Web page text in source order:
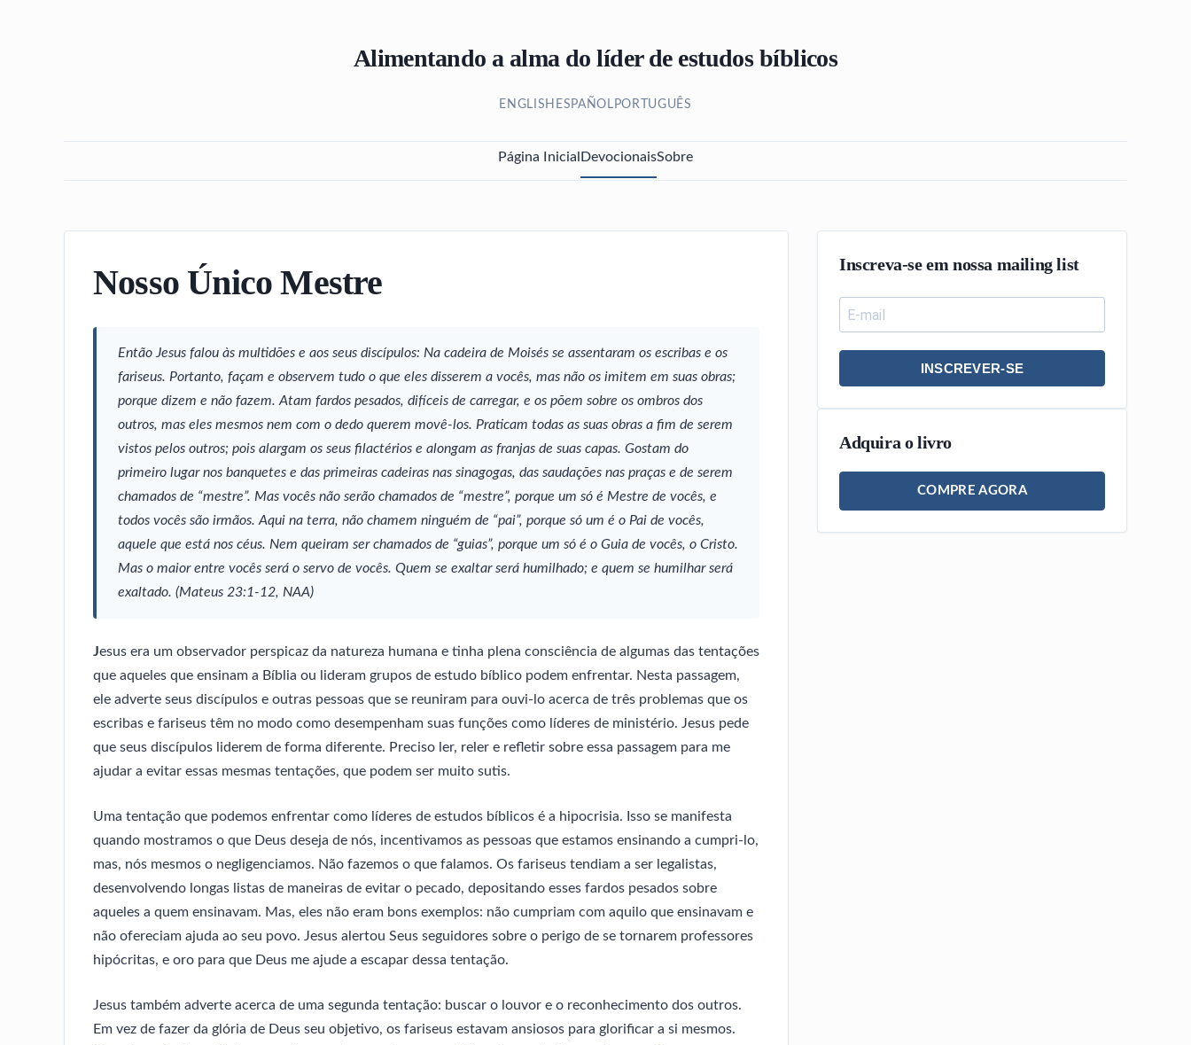
Alimentando a alma do líder de estudos bíblicos
ENGLISH ESPAÑOL PORTUGUÊS
Página Inicial DevocionaisSobre
Nosso Único Mestre
Então Jesus falou às multidões e aos seus discípulos: Na cadeira de Moisés se assentaram os escribas e os
fariseus. Portanto, façam e observem tudo o que eles disserem a vocês, mas não os imitem em suas obras;
porque dizem e não fazem. Atam fardos pesados, difíceis de carregar, e os põem sobre os ombros dos
outros, mas eles mesmos nem com o dedo querem movê-los. Praticam todas as suas obras a fim de serem
vistos pelos outros; pois alargam os seus filactérios e alongam as franjas de suas capas. Gostam do
primeiro lugar nos banquetes e das primeiras cadeiras nas sinagogas, das saudações nas praças e de serem
chamados de “mestre”. Mas vocês não serão chamados de “mestre”, porque um só é Mestre de vocês, e
todos vocês são irmãos. Aqui na terra, não chamem ninguém de “pai”, porque só um é o Pai de vocês,
aquele que está nos céus. Nem queiram ser chamados de “guias”, porque um só é o Guia de vocês, o Cristo.
Mas o maior entre vocês será o servo de vocês. Quem se exaltar será humilhado; e quem se humilhar ser
exaltado. (Mateus 23:1-12, NAA)
Jesus era um observador perspicaz da natureza humana e tinha plena consciência de algumas das tentações
que aqueles que ensinam a Bíblia ou lideram grupos de estudo bíblico podem enfrentar. Nesta passagem,
ele adverte seus discípulos e outras pessoas que se reuniram para ouvi-lo acerca de três problemas que os
escribas e fariseus têm no modo como desempenham suas funções como líderes de ministério. Jesus pede
que seus discípulos liderem de forma diferente. Preciso ler, reler e refletir sobre essa passagem para me
ajudar a evitar essas mesmas tentações, que podem ser muito sutis.
Uma tentação que podemos enfrentar como líderes de estudos bíblicos é a hipocrisia. Isso se manifesta
quando mostramos o que Deus deseja de nós, incentivamos as pessoas que estamos ensinando a cumpri-lo,
mas, nós mesmos o negligenciamos. Não fazemos o que falamos. Os fariseus tendiam a ser legalistas,
desenvolvendo longas listas de maneiras de evitar o pecado, depositando esses fardos pesados sobre
aqueles a quem ensinavam. Mas, eles não eram bons exemplos: não cumpriam com aquilo que ensinavam e
não ofereciam ajuda ao seu povo. Jesus alertou Seus seguidores sobre o perigo de se tornarem professores
hipócritas, e oro para que Deus me ajude a escapar dessa tentação.
Jesus também adverte acerca de uma segunda tentação: buscar o louvor e o reconhecimento dos outros.
Em vez de fazer da glória de Deus seu objetivo, os fariseus estavam ansiosos para glorificar a si mesmos.
Inscreva-se em nossa mailing list
INSCREVER-SE
Adquira o livro
COMPRE AGORA